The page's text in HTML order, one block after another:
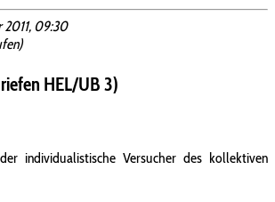
09:30
HEL/UB 3)
individualistische Versucher des kollektiven